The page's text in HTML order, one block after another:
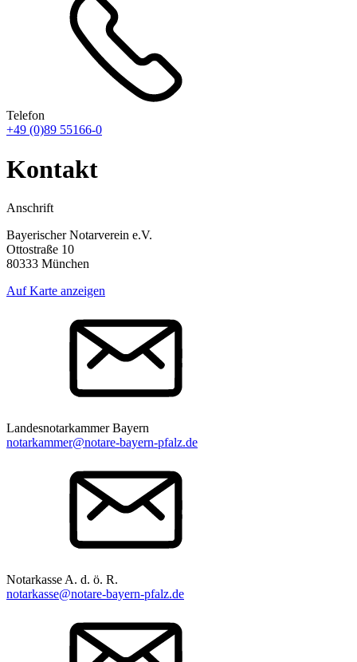
Telefon
+49 (0)89 55166-0
Kontakt
Anschrift
Bayerischer Notarverein e.V.
Ottostraße 10
80333 München
Auf Karte anzeigen
Landesnotarkammer Bayern
notarkammer@notare-bayern-pfalz.de
Notarkasse A. d. ö. R.
notarkasse@notare-bayern-pfalz.de